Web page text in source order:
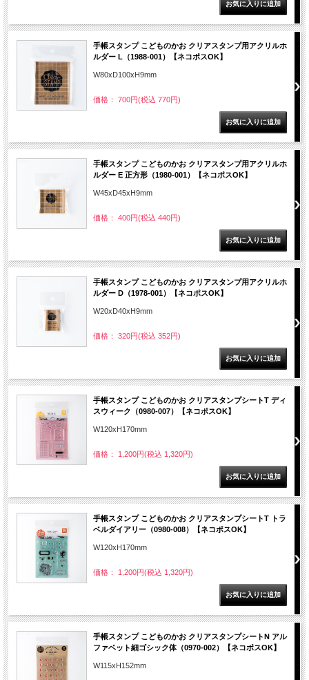
手帳スタンプ こどものかお クリアスタンプ用アクリルホ
ルダー L（1988-001）【ネコポスOK】
W80xD100xH9mm
価格： 700円(税込 770円)
手帳スタンプ こどものかお クリアスタンプ用アクリルホ
ルダー E 正方形（1980-001）【ネコポスOK】
W45xD45xH9mm
価格： 400円(税込 440円)
手帳スタンプ こどものかお クリアスタンプ用アクリルホ
ルダー D（1978-001）【ネコポスOK】
W20xD40xH9mm
価格： 320円(税込 352円)
手帳スタンプ こどものかお クリアスタンプシートT ディ
スウィーク（0980-007）【ネコポスOK】
W120xH170mm
価格： 1,200円(税込 1,320円)
手帳スタンプ こどものかお クリアスタンプシートT トラ
ベルダイアリー（0980-008）【ネコポスOK】
W120xH170mm
価格： 1,200円(税込 1,320円)
手帳スタンプ こどものかお クリアスタンプシートN アル
ファベット細ゴシック体（0970-002）【ネコポスOK】
W115xH152mm